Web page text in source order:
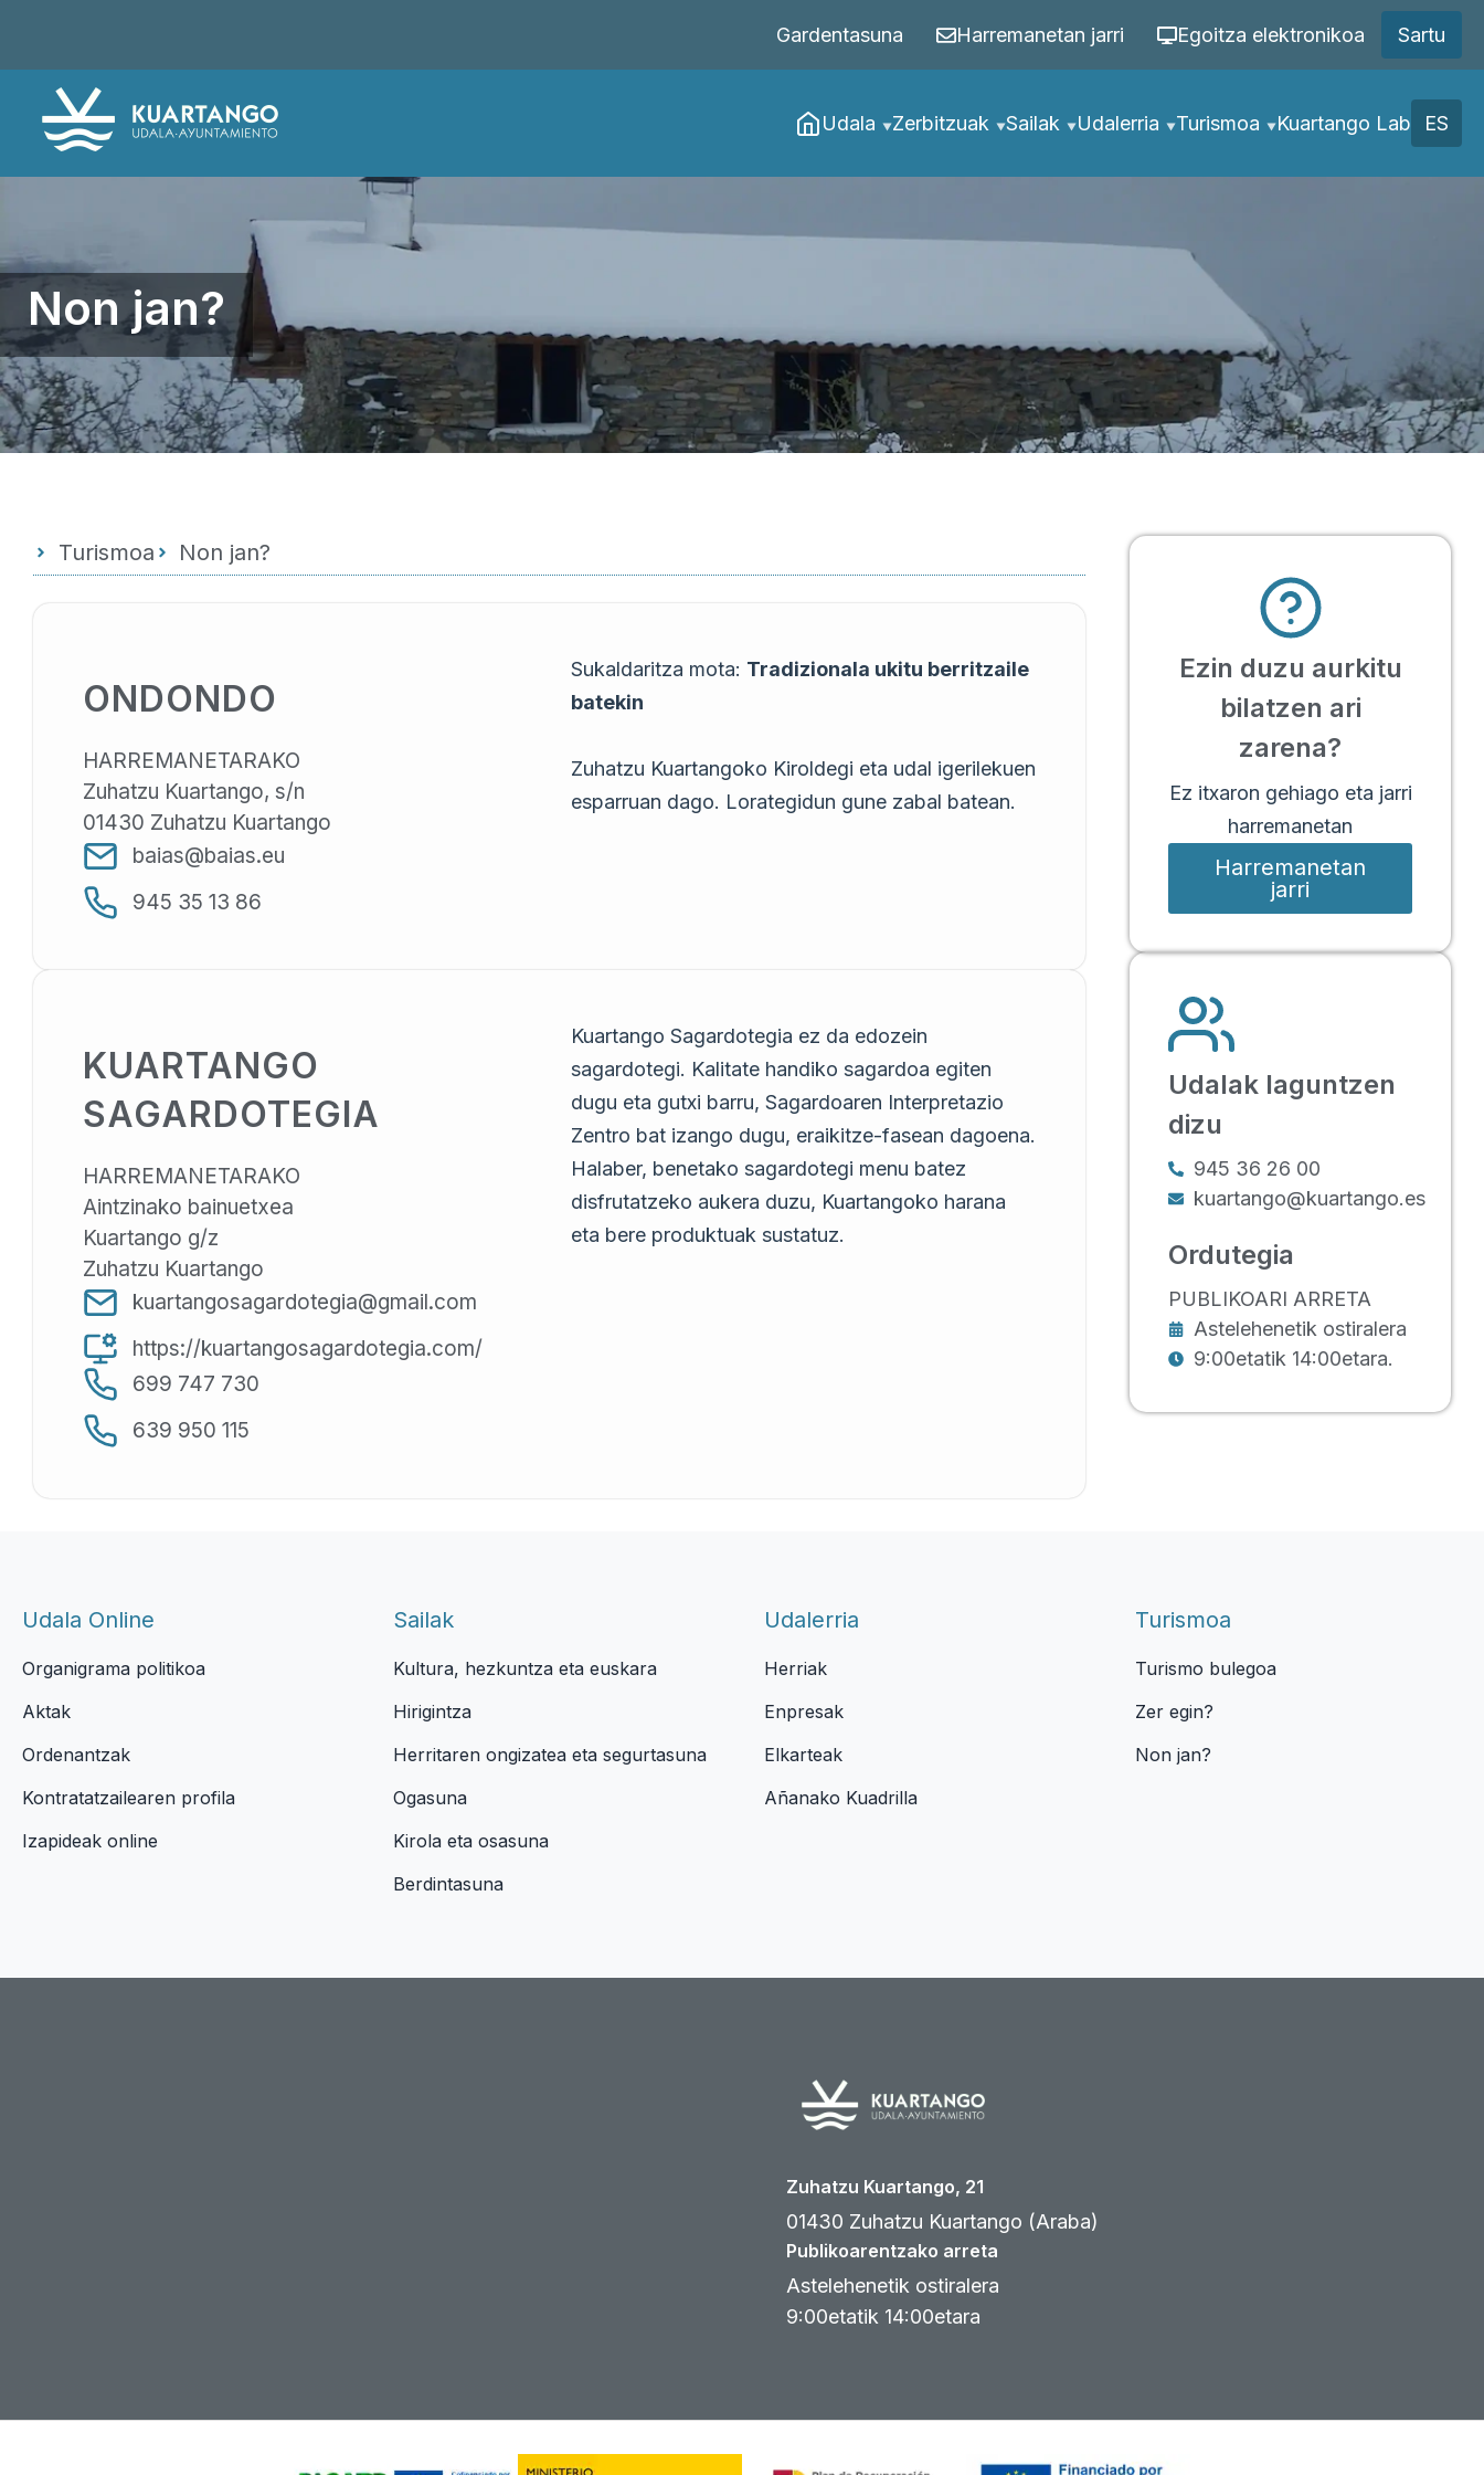
Gardentasuna Harremanetan jarri Egoitza elektronikoa Sartu
Udala Zerbitzuak Sailak Udalerria Turismoa Kuartango Lab ES
Non jan?
Turismoa Non jan?
ONDONDO
HARREMANETARAKO
Zuhatzu Kuartango, s/n
01430 Zuhatzu Kuartango
baias@baias.eu
945 35 13 86
Sukaldaritza mota: Tradizionala ukitu berritzaile
batekin
Zuhatzu Kuartangoko Kiroldegi eta udal igerilekuen
esparruan dago. Lorategidun gune zabal batean.
KUARTANGO
SAGARDOTEGIA
HARREMANETARAKO
Aintzinako bainuetxea
Kuartango g/z
Zuhatzu Kuartango
kuartangosagardotegia@gmail.com
https://kuartangosagardotegia.com/
699 747 730
639 950 115
Kuartango Sagardotegia ez da edozein
sagardotegi. Kalitate handiko sagardoa egiten
dugu eta gutxi barru, Sagardoaren Interpretazio
Zentro bat izango dugu, eraikitze-fasean dagoena.
Halaber, benetako sagardotegi menu batez
disfrutatzeko aukera duzu, Kuartangoko harana
eta bere produktuak sustatuz.
Ezin duzu aurkitu
bilatzen ari
zarena?
Ez itxaron gehiago eta jarri
harremanetan
Harremanetan
jarri
Udalak laguntzen
dizu
945 36 26 00
kuartango@kuartango.es
Ordutegia
PUBLIKOARI ARRETA
Astelehenetik ostiralera
9:00etatik 14:00etara.
Udala Online
Organigrama politikoa
Aktak
Ordenantzak
Kontratatzailearen profila
Izapideak online
Sailak
Kultura, hezkuntza eta euskara
Hirigintza
Herritaren ongizatea eta segurtasuna
Ogasuna
Kirola eta osasuna
Berdintasuna
Udalerria
Herriak
Enpresak
Elkarteak
Añanako Kuadrilla
Turismoa
Turismo bulegoa
Zer egin?
Non jan?
Zuhatzu Kuartango, 21
01430 Zuhatzu Kuartango (Araba)
Publikoarentzako arreta
Astelehenetik ostiralera
9:00etatik 14:00etara